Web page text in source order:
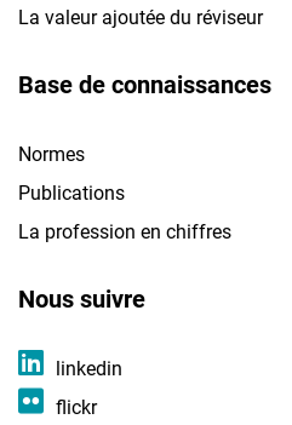
La valeur ajoutée du réviseur
Base de connaissances
Normes
Publications
La profession en chiffres
Nous suivre
linkedin
flickr